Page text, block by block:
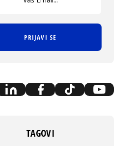
PRIJAVI SE
TAGOVI